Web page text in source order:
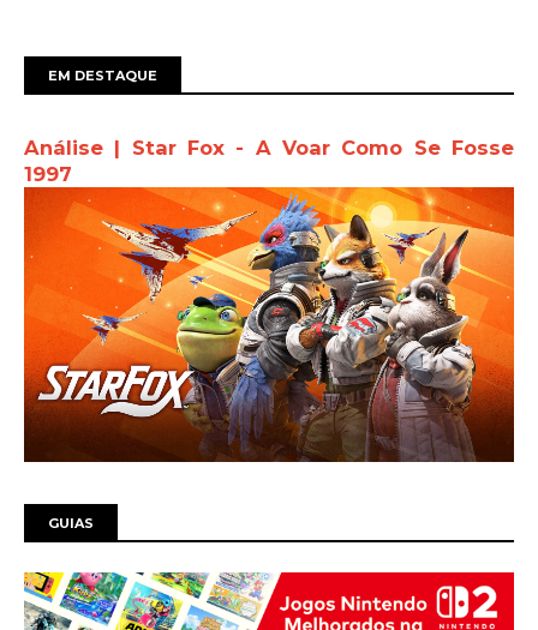
EM DESTAQUE
Análise | Star Fox - A Voar Como Se Fosse
1997
GUIAS